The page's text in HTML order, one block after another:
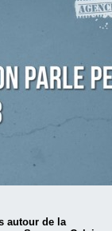
autour de la